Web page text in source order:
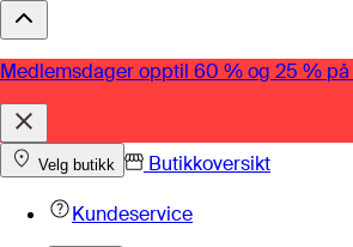
Medlemsdager opptil 60 % og 25 %
Velg butikk
Butikkoversikt
Kundeservice